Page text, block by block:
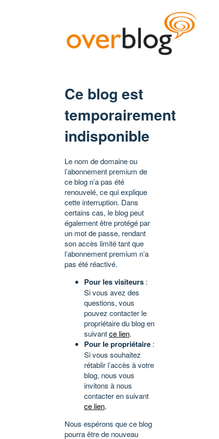
Ce blog est
temporairement
indisponible
Le nom de domaine ou
l’abonnement premium de
ce blog n’a pas été
renouvelé, ce qui explique
cette interruption. Dans
certains cas, le blog peut
également être protégé par
un mot de passe, rendant
son accès limité tant que
l’abonnement premium n’a
pas été réactivé.
Pour les visiteurs :
Si vous avez des
questions, vous
pouvez contacter le
propriétaire du blog en
suivantce lien.
Pour le propriétaire :
Si vous souhaitez
rétablir l’accès à votre
blog, nous vous
invitons à nous
contacter en suivant
ce lien.
Nous espérons que ce blog
pourra être de nouveau